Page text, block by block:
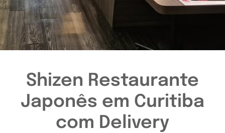
Shizen Restaurante
Japonês em Curitiba
com Delivery